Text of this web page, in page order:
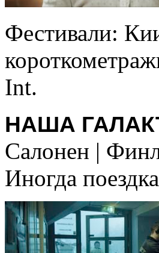
Фестивали:
Int.
НАША
Салонен |
Иногда